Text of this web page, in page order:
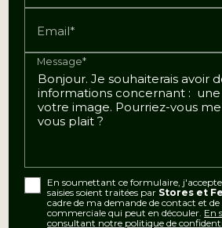
Email*
Message*
En soumettant ce formulaire,
saisies soient traitées par Stores et
cadre de ma demande de contact et
commerciale qui peut en découler. En
consultant notre politique de